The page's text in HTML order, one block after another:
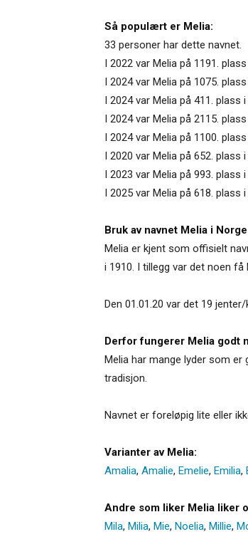
Så populært er Melia:
33 personer har dette navnet.
I 2022 var Melia på 1191.
I 2024 var Melia på 1075.
I 2024 var Melia på 411. plass
I 2024 var Melia på 2115.
I 2024 var Melia på 1100.
I 2020 var Melia på 652. plass
I 2023 var Melia på 993. plass
I 2025 var Melia på 618. plass
Bruk av navnet Melia i
Melia er kjent som offisielt
i 1910. I tillegg var det noen
Den 01.01.20 var det 19
Derfor fungerer Melia godt
Melia har mange lyder som
tradisjon.
Navnet er foreløpig lite eller
Varianter av Melia:
Amalia, Amalie, Emelie, Emilia,
Andre som liker Melia liker
Mila, Milia, Mie, Noelia, Millie,